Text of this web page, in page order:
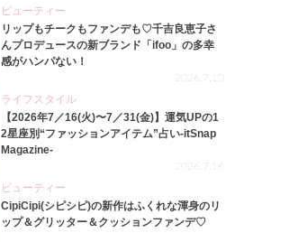
ビューティー
リップもチークもファンデも♡千吉良恵子さ
んプロデュースの新ブランド「ifoo」の多幸
感がハンパない！
2026.7.10
ライフスタイル
【2026年7／16(火)〜7／31(金)】運気UPの1
2星座別“ファッションアイテム”占い-itSnap
Magazine-
2026.7.16
ビューティー
CipiCipi(シピシピ)の新作はふくれな渾身のリ
ップ＆グリッター＆クッションファンデ♡